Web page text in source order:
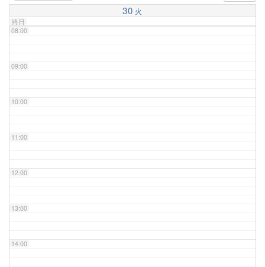
30 火
終日
08:00
09:00
10:00
11:00
12:00
13:00
14:00